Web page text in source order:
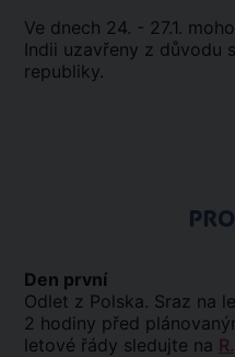
Ve dnech 24. - 27.1.
Indii uzavřeny z důvodu
republiky.
Den první
Odlet z Polska. Sraz na
2 hodiny před
letové řády sledujte na